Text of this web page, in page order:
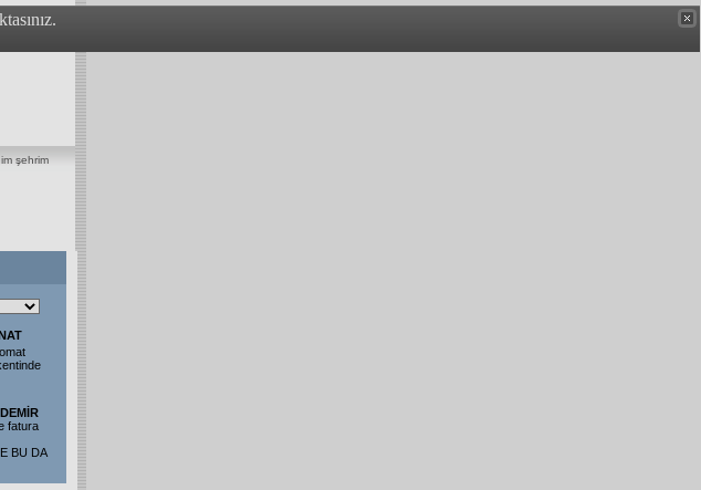
şehrim
fatura
BU DA